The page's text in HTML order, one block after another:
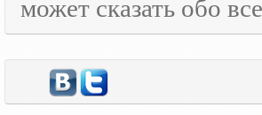
может сказать обо